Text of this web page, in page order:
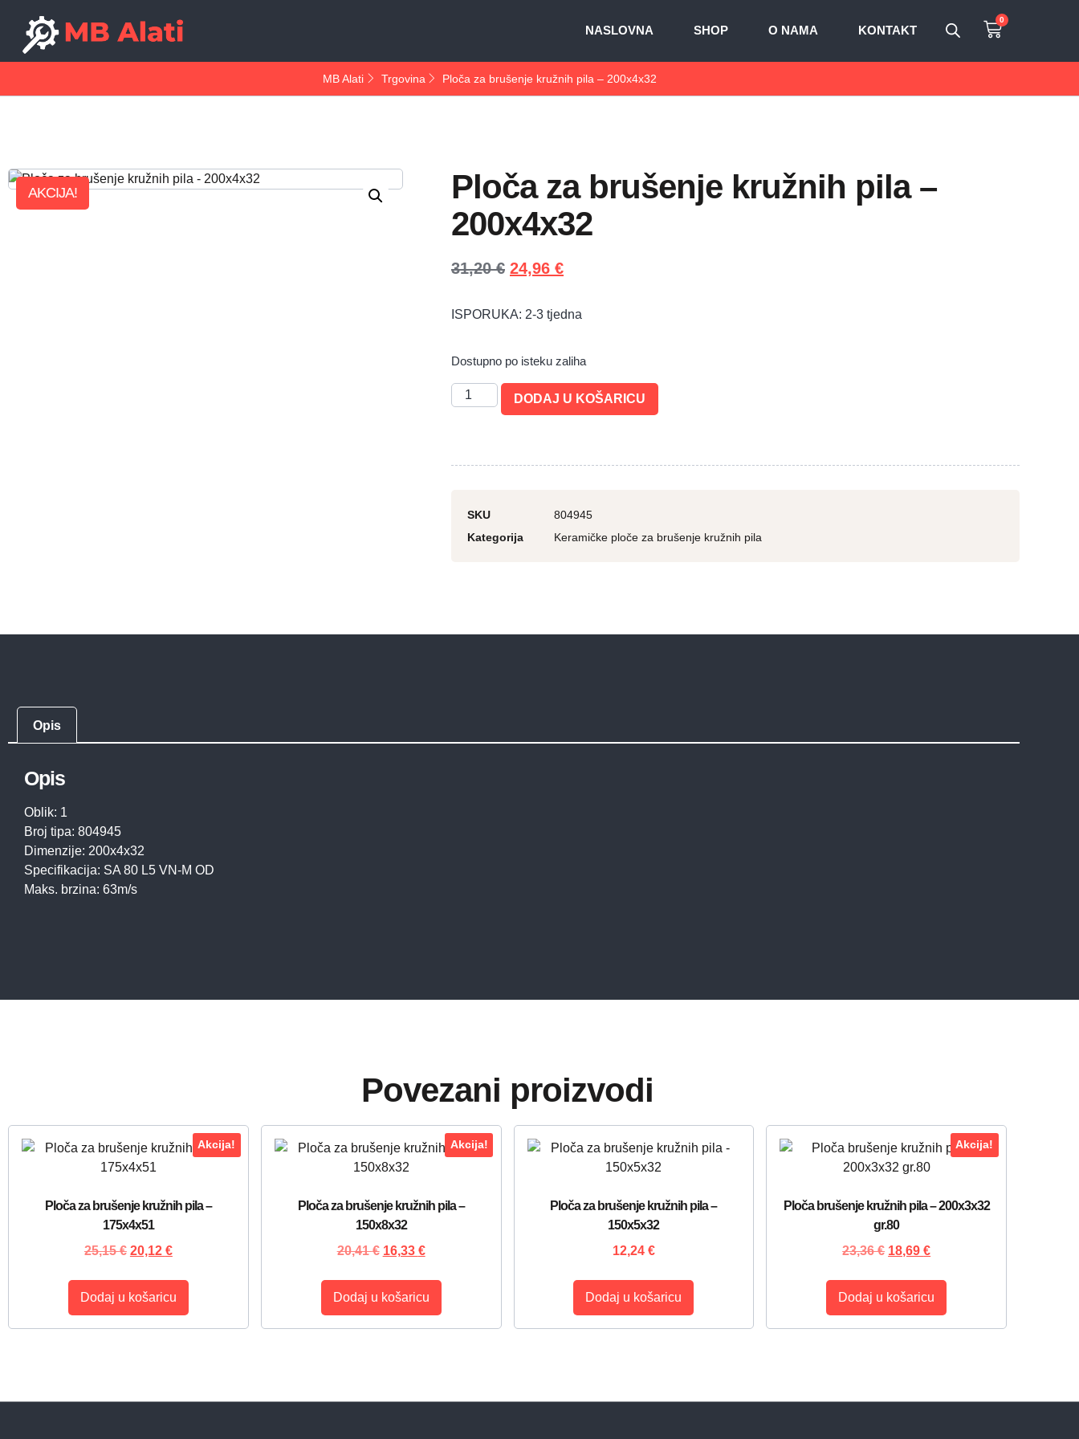
NASLOVNA SHOP O NAMA KONTAKT
0
MB Alati Trgovina Ploča za brušenje kružnih pila – 200x4x32
AKCIJA!
Ploča za brušenje kružnih pila –
200x4x32
31,20€ 24,96 €
ISPORUKA: 2-3 tjedna
Dostupno po isteku zaliha
DODAJ U KOŠARICU
SKU
804945
Kategorija
Keramičke ploče za brušenje kružnih pila
Opis
Opis
Oblik: 1
Broj tipa: 804945
Dimenzije: 200x4x32
Specifikacija: SA 80 L5 VN-M OD
Maks. brzina: 63m/s
Povezani proizvodi
Akcija!
Ploča za brušenje kružnih pila –
175x4x51
25,15€ 20,12 €
Dodaj u košaricu
Akcija!
Ploča za brušenje kružnih pila –
150x8x32
20,41€ 16,33 €
Dodaj u košaricu
Ploča za brušenje kružnih pila –
150x5x32
12,24 €
Dodaj u košaricu
Akcija!
Ploča brušenje kružnih pila – 200x3x32
gr.80
23,36€ 18,69€
Dodaj u košaricu